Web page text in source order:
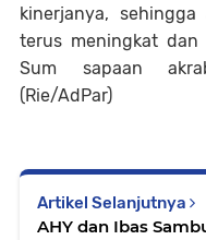
kinerjanya,
terus meningkat dan
Sum sapaan
(Rie/AdPar)
Artikel Selanjutnya
AHY dan Ibas